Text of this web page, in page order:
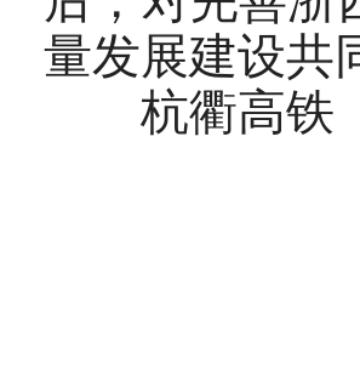
量发展建设共
杭衢高铁